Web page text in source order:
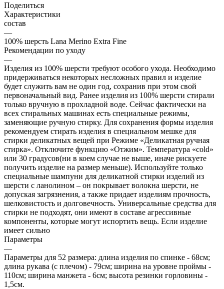
Поделиться
Характеристики
состав
—
100% шерсть Lana Merino Extra Fine
Рекомендации по уходу
—
Изделия из 100% шерсти требуют особого ухода. Необходимо
придерживаться некоторых несложных правил и изделие
будет служить вам не один год, сохранив при этом свой
первоначальный вид. Ранее изделия из 100% шерсти стирали
только вручную в прохладной воде. Сейчас фактически на
всех стиральных машинах есть специальные режимы,
заменяющие ручную стирку. Для сохранения формы изделия
рекомендуем стирать изделия в специальном мешке для
стирки деликатных вещей при Режиме «Деликатная ручная
стирка». Отключите функцию «Отжим». Температура «cold»
или 30 градусов(ни в коем случае не выше, иначе рискуете
получить изделие на размер меньше). Используйте только
специальные шампуни для деликатной стирки изделий из
шерсти с ланолином – он покрывает волокна шерсти, не
допуская загрязнения, а также придает изделиям прочность,
шелковистость и долговечность. Универсальные средства для
стирки не подходят, они имеют в составе агрессивные
компоненты, которые могут испортить вещь. Если изделие
имеет сильно
Параметры
—
Параметры для 52 размера: длина изделия по спинке - 68см;
длина рукава (с плечом) - 79см; ширина на уровне проймы -
110см; ширина манжета - 6см; высота резинки горловины -
1,5см.